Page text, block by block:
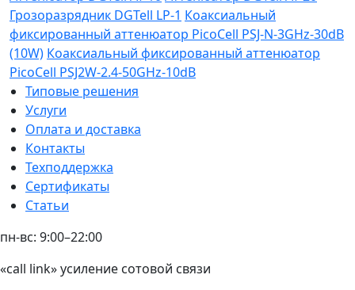
Грозоразрядник DGTell LP-1 Коаксиальный
фиксированный аттенюатор PicoCell PSJ-N-3GHz-30dB
(10W) Коаксиальный фиксированный аттенюатор
PicoCell PSJ2W-2.4-50GHz-10dB
Типовые решения
Услуги
Оплата и доставка
Контакты
Техподдержка
Сертификаты
Статьи
пн-вс: 9:00–22:00
«call link» усиление сотовой связи